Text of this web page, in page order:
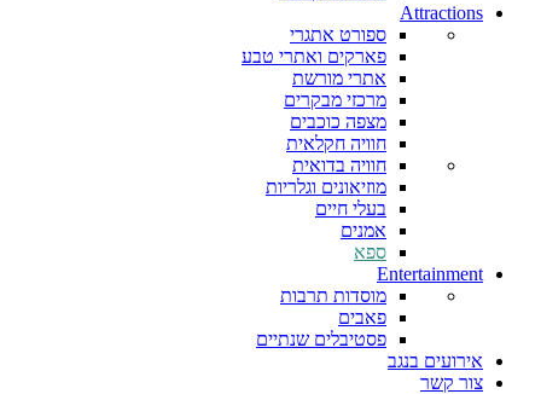
Attractions
ספורט אתגרי
פארקים ואתרי טבע
אתרי מורשת
מרכזי מבקרים
מצפה כוכבים
חוויה חקלאית
חוויה בדואית
מוזיאונים וגלריות
בעלי חיים
אמנים
ספא
Entertainment
מוסדות תרבות
פאבים
פסטיבלים שנתיים
אירועים בנגב
צור קשר